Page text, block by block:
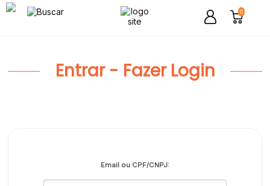
0
Entrar - Fazer Login
Email ou CPF/CNPJ: